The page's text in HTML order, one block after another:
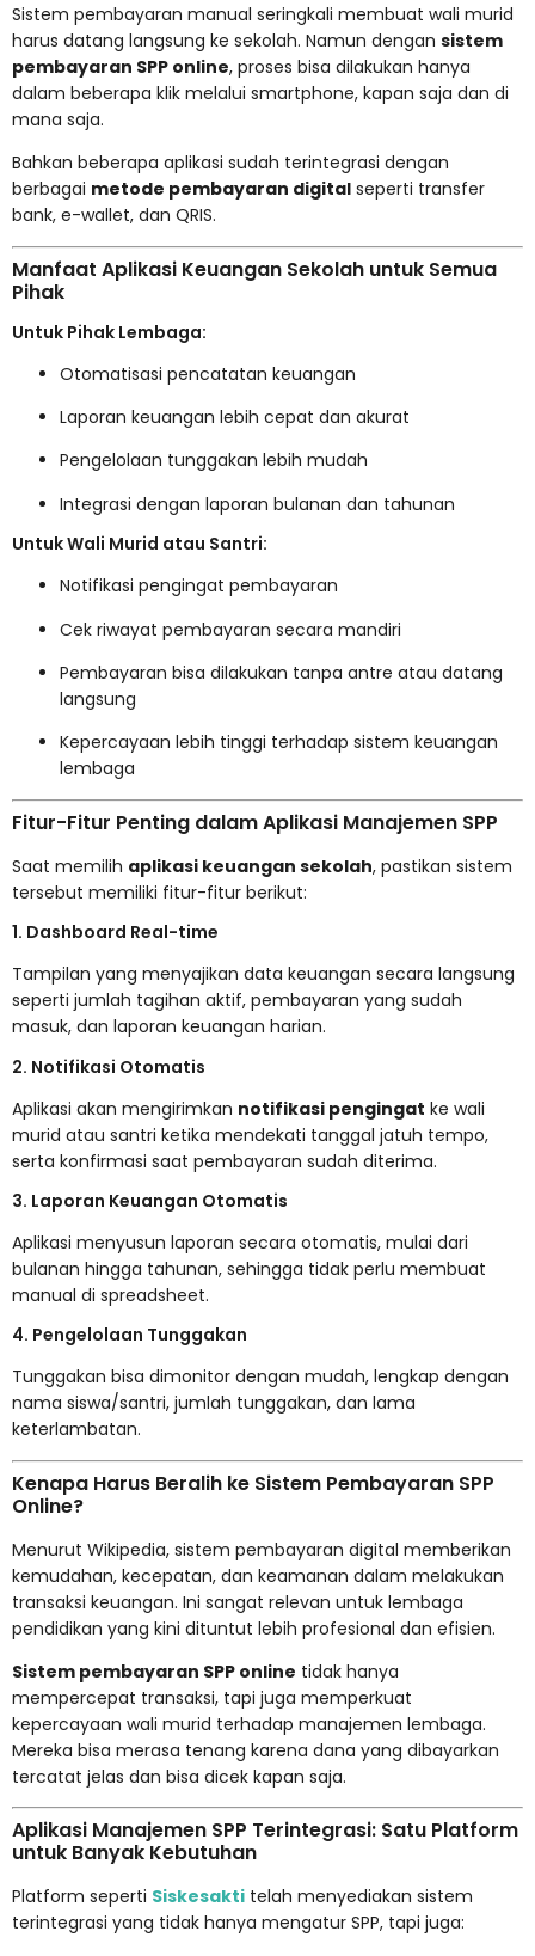
Sistem pembayaran manual seringkali membuat wali murid
harus datang langsung ke sekolah. Namun dengan sistem
pembayaran SPP online, proses bisa dilakukan hanya
dalam beberapa klik melalui smartphone, kapan saja dan di
mana saja.
Bahkan beberapa aplikasi sudah terintegrasi dengan
berbagai metode pembayaran digital seperti transfer
bank, e-wallet, dan QRIS.
Manfaat Aplikasi Keuangan Sekolah untuk Semua
Pihak
Untuk Pihak Lembaga:
Otomatisasi pencatatan keuangan
Laporan keuangan lebih cepat dan akurat
Pengelolaan tunggakan lebih mudah
Integrasi dengan laporan bulanan dan tahunan
Untuk Wali Murid atau Santri:
Notifikasi pengingat pembayaran
Cek riwayat pembayaran secara mandiri
Pembayaran bisa dilakukan tanpa antre atau datang
langsung
Kepercayaan lebih tinggi terhadap sistem keuangan
lembaga
Fitur-Fitur Penting dalam Aplikasi Manajemen SPP
Saat memilih aplikasi keuangan sekolah, pastikan sistem
tersebut memiliki fitur-fitur berikut:
1. Dashboard Real-time
Tampilan yang menyajikan data keuangan secara langsung
seperti jumlah tagihan aktif, pembayaran yang sudah
masuk, dan laporan keuangan harian.
2. Notifikasi Otomatis
Aplikasi akan mengirimkan notifikasi pengingat ke wali
murid atau santri ketika mendekati tanggal jatuh tempo,
serta konfirmasi saat pembayaran sudah diterima.
3. Laporan Keuangan Otomatis
Aplikasi menyusun laporan secara otomatis, mulai dari
bulanan hingga tahunan, sehingga tidak perlu membuat
manual di spreadsheet.
4. Pengelolaan Tunggakan
Tunggakan bisa dimonitor dengan mudah, lengkap dengan
nama siswa/santri, jumlah tunggakan, dan lama
keterlambatan.
Kenapa Harus Beralih ke Sistem Pembayaran SPP
Online?
Menurut Wikipedia, sistem pembayaran digital memberikan
kemudahan, kecepatan, dan keamanan dalam melakukan
transaksi keuangan. Ini sangat relevan untuk lembaga
pendidikan yang kini dituntut lebih profesional dan efisien.
Sistem pembayaran SPP online tidak hanya
mempercepat transaksi, tapi juga memperkuat
kepercayaan wali murid terhadap manajemen lembaga.
Mereka bisa merasa tenang karena dana yang dibayarkan
tercatat jelas dan bisa dicek kapan saja.
Aplikasi Manajemen SPP Terintegrasi: Satu Platform
untuk Banyak Kebutuhan
Platform seperti Siskesakti telah menyediakan sistem
terintegrasi yang tidak hanya mengatur SPP, tapi juga: